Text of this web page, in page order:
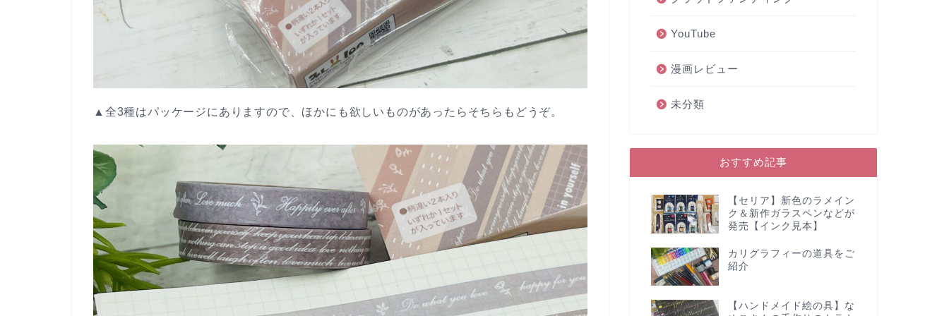
▲全3種はパッケージにありますので、ほかにも欲しいものがあったらそちらもどうぞ。
YouTube
漫画レビュー
未分類
おすすめ記事
【セリア】新色のラメイン
ク＆新作ガラスペンなどが
発売【インク見本】
カリグラフィーの道具をご
紹介
【ハンドメイド絵の具】な